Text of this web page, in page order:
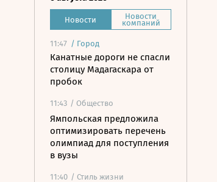
Новости Новости
компаний
11:47 / Город
Канатные дороги не спасли
столицу Мадагаскара от
пробок
11:43 / Общество
Ямпольская предложила
оптимизировать перечень
олимпиад для поступления
в вузы
11:40 / Стиль жизни